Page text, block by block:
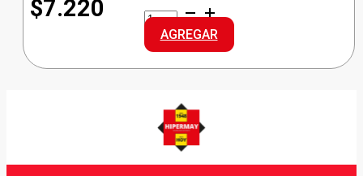
$7.220
MISKY
CARAMELOS
MAST
SURTIDO
cantidad
AGREGAR